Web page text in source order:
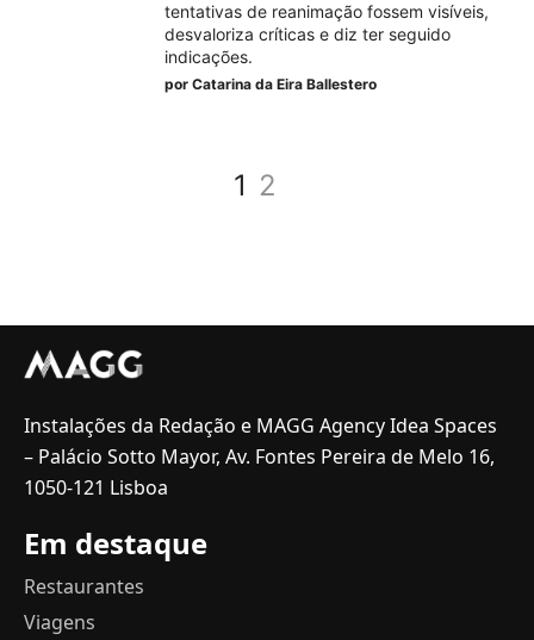
tentativas de reanimação fossem visíveis,
desvaloriza críticas e diz ter seguido
indicações.
por Catarina da Eira Ballestero
1 2
Instalações da Redação e MAGG Agency Idea Spaces
– Palácio Sotto Mayor, Av. Fontes Pereira de Melo 16,
1050-121 Lisboa
Em destaque
Restaurantes
Viagens